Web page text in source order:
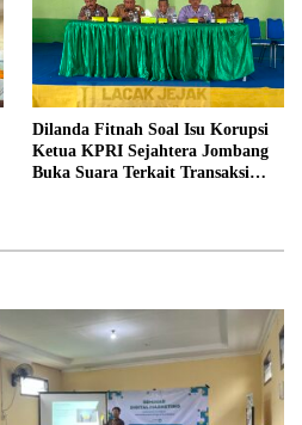
Dilanda Fitnah Soal Isu Korupsi
Ketua KPRI Sejahtera Jombang
Buka Suara Terkait Transaksi